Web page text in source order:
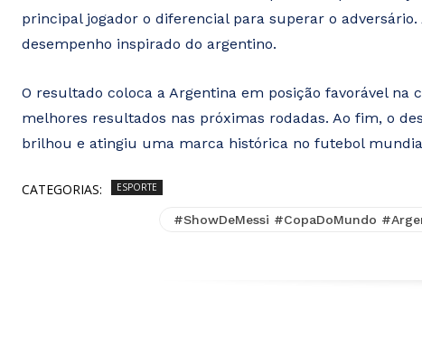
principal jogador o diferencial para superar o
desempenho inspirado do argentino.
O resultado coloca a Argentina em posição favorável na
melhores resultados nas próximas rodadas. Ao fim, o
brilhou e atingiu uma marca histórica no futebol
CATEGORIAS: ESPORTE
#ShowDeMessi #CopaDoMundo